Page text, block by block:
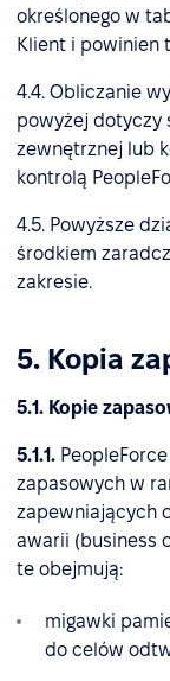
określonego w
Klient i powinien
4.4. Obliczanie
powyżej dotyczy
zewnętrznej lub
kontrolą
4.5. Powyższe
środkiem
zakresie.
5. Kopia
5.1. Kopie
5.1.1.
zapasowych w
zapewniających
awarii (business
te obejmują:
migawki
do celów